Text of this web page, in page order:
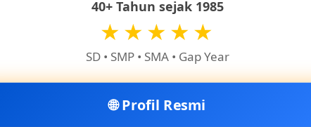
hitam, merah, agak kekuning-kuningan, dan kotor.
40+ Tahun sejak 1985
★★★★★
SD • SMP • SMA • Gap Year
🌐 Profil Resmi